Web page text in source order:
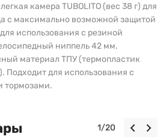
камера TUBOLITO (вес 38 г) для
с максимально возможной защитой
использования с резиной
ниппель 42 мм.
материал ТПУ (термопластик
Подходит для использования с
тормозами.
1/20